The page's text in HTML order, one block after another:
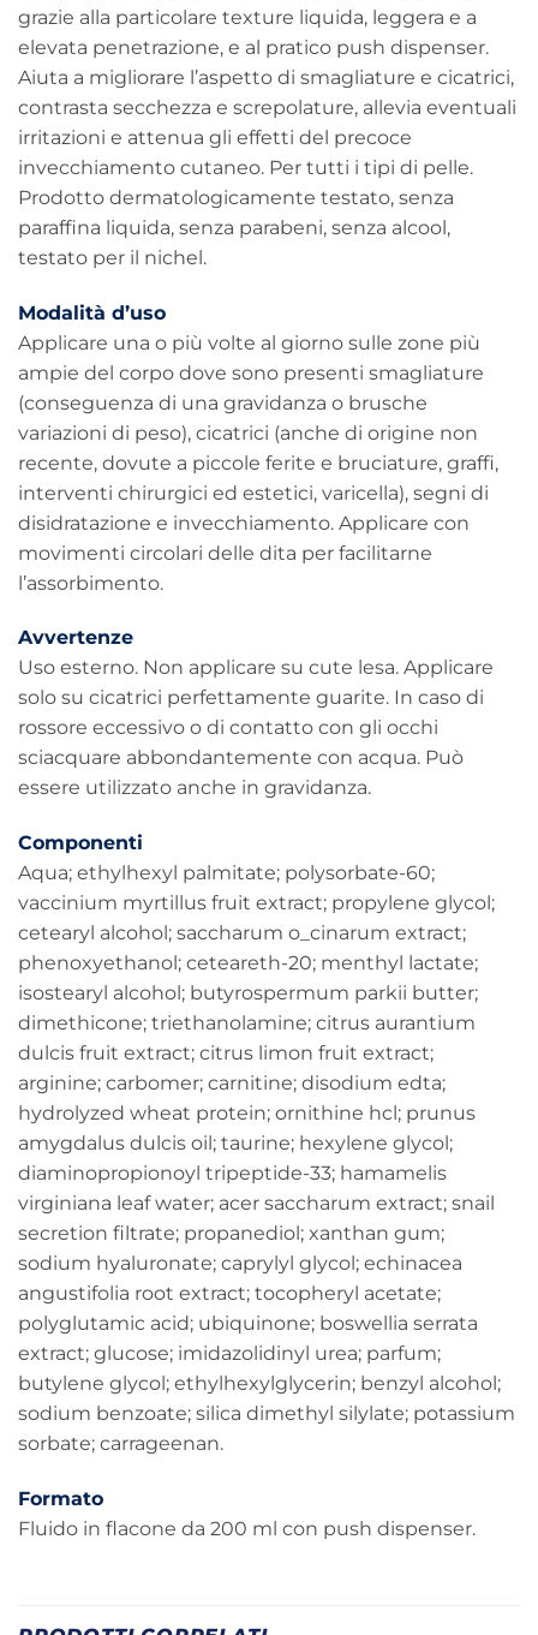
grazie alla particolare texture liquida, leggera e a
elevata penetrazione, e al pratico push dispenser.
Aiuta a migliorare l’aspetto di smagliature e cicatrici,
contrasta secchezza e screpolature, allevia eventuali
irritazioni e attenua gli effetti del precoce
invecchiamento cutaneo. Per tutti i tipi di pelle.
Prodotto dermatologicamente testato, senza
paraffina liquida, senza parabeni, senza alcool,
testato per il nichel.
Modalità d’uso
Applicare una o più volte al giorno sulle zone più
ampie del corpo dove sono presenti smagliature
(conseguenza di una gravidanza o brusche
variazioni di peso), cicatrici (anche di origine non
recente, dovute a piccole ferite e bruciature, graffi,
interventi chirurgici ed estetici, varicella), segni di
disidratazione e invecchiamento. Applicare con
movimenti circolari delle dita per facilitarne
l’assorbimento.
Avvertenze
Uso esterno. Non applicare su cute lesa. Applicare
solo su cicatrici perfettamente guarite. In caso di
rossore eccessivo o di contatto con gli occhi
sciacquare abbondantemente con acqua. Può
essere utilizzato anche in gravidanza.
Componenti
Aqua; ethylhexyl palmitate; polysorbate-60;
vaccinium myrtillus fruit extract; propylene glycol;
cetearyl alcohol; saccharum o_cinarum extract;
phenoxyethanol; ceteareth-20; menthyl lactate;
isostearyl alcohol; butyrospermum parkii butter;
dimethicone; triethanolamine; citrus aurantium
dulcis fruit extract; citrus limon fruit extract;
arginine; carbomer; carnitine; disodium edta;
hydrolyzed wheat protein; ornithine hcl; prunus
amygdalus dulcis oil; taurine; hexylene glycol;
diaminopropionoyl tripeptide-33; hamamelis
virginiana leaf water; acer saccharum extract; snail
secretion filtrate; propanediol; xanthan gum;
sodium hyaluronate; caprylyl glycol; echinacea
angustifolia root extract; tocopheryl acetate;
polyglutamic acid; ubiquinone; boswellia serrata
extract; glucose; imidazolidinyl urea; parfum;
butylene glycol; ethylhexylglycerin; benzyl alcohol;
sodium benzoate; silica dimethyl silylate; potassium
sorbate; carrageenan.
Formato
Fluido in flacone da 200 ml con push dispenser.